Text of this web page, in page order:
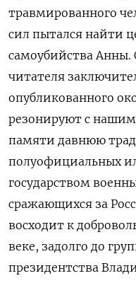
травмированного
сил пытался найти
самоубийства Анны.
читателя
опубликованного
резонируют с
памяти давнюю
полуофициальных
государством
сражающихся за
восходит к
веке, задолго до
президентства